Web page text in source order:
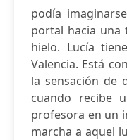
podía
portal hacia una
hielo. Lucía
Valencia. Está
la sensación de
cuando recibe
profesora en un
marcha a aquel